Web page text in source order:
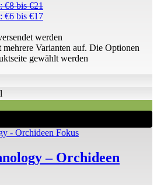
€8 bis €21
€6 bis €17
werden
Varianten auf. Die Optionen
gewählt werden
– Orchideen